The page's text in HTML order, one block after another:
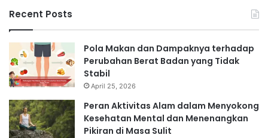
Recent Posts
Pola Makan dan Dampaknya terhadap
Perubahan Berat Badan yang Tidak
Stabil
April 25, 2026
Peran Aktivitas Alam dalam Menyokong
Kesehatan Mental dan Menenangkan
Pikiran di Masa Sulit